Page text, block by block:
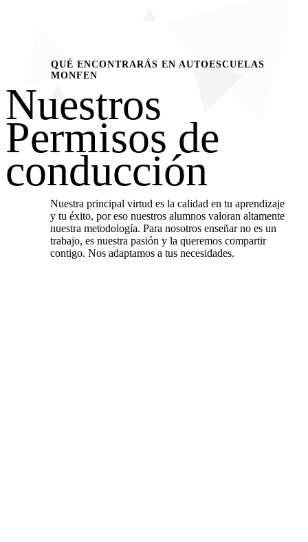
QUÉ ENCONTRARÁS EN AUTOESCUELAS
MONFEN
Nuestros
Permisos de
conducción
Nuestra principal virtud es la calidad en tu aprendizaje
y tu éxito, por eso nuestros alumnos valoran altamente
nuestra metodología. Para nosotros enseñar no es un
trabajo, es nuestra pasión y la queremos compartir
contigo. Nos adaptamos a tus necesidades.